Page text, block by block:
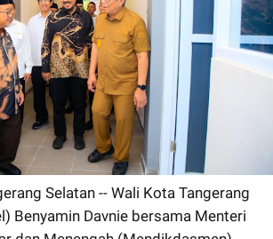
Selatan -- Wali Kota Tangerang
Benyamin Davnie bersama Menteri